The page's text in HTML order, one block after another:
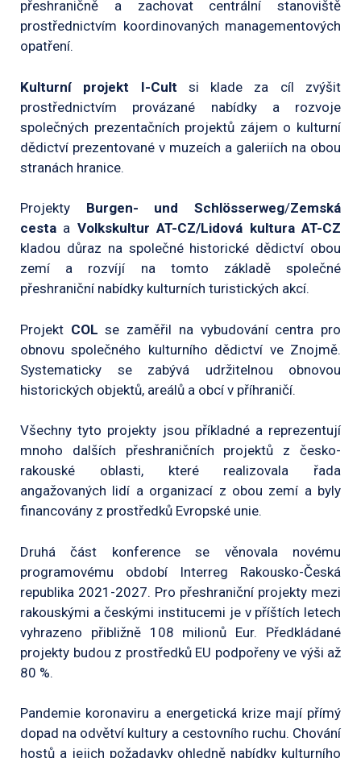
přeshraničně a zachovat centrální stanoviště
prostřednictvím koordinovaných managementových
opatření.
Kulturní projekt I-Cult si klade za cíl zvýšit
prostřednictvím provázané nabídky a rozvoje
společných prezentačních projektů zájem o kulturní
dědictví prezentované v muzeích a galeriích na obou
stranách hranice.
Projekty Burgen- und Schlösserweg/Zemská
cesta a Volkskultur AT-CZ/Lidová kultura AT-CZ
kladou důraz na společné historické dědictví obou
zemí a rozvíjí na tomto základě společné
přeshraniční nabídky kulturních turistických akcí.
Projekt COL se zaměřil na vybudování centra pro
obnovu společného kulturního dědictví ve Znojmě.
Systematicky se zabývá udržitelnou obnovou
historických objektů, areálů a obcí v příhraničí.
Všechny tyto projekty jsou příkladné a reprezentují
mnoho dalších přeshraničních projektů z česko-
rakouské oblasti, které realizovala řada
angažovaných lidí a organizací z obou zemí a byly
financovány z prostředků Evropské unie.
Druhá část konference se věnovala novému
programovému období Interreg Rakousko-Česká
republika 2021-2027. Pro přeshraniční projekty mezi
rakouskými a českými institucemi je v příštích letech
vyhrazeno přibližně 108 milionů Eur. Předkládané
projekty budou z prostředků EU podpořeny ve výši až
80 %.
Pandemie koronaviru a energetická krize mají přímý
dopad na odvětví kultury a cestovního ruchu. Chování
hostů a jejich požadavky ohledně nabídky kulturního